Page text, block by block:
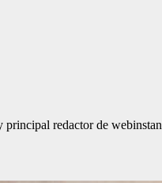
redactor de